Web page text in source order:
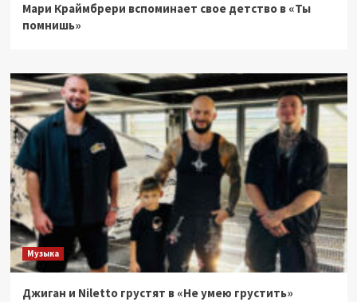
Мари Краймбрери вспоминает свое детство в «Ты
помнишь»
Музыка
Джиган и Niletto грустят в «Не умею грустить»